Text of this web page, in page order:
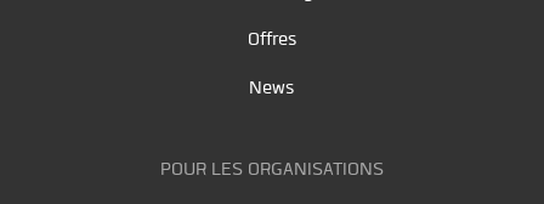
Offres
News
POUR LES ORGANISATIONS